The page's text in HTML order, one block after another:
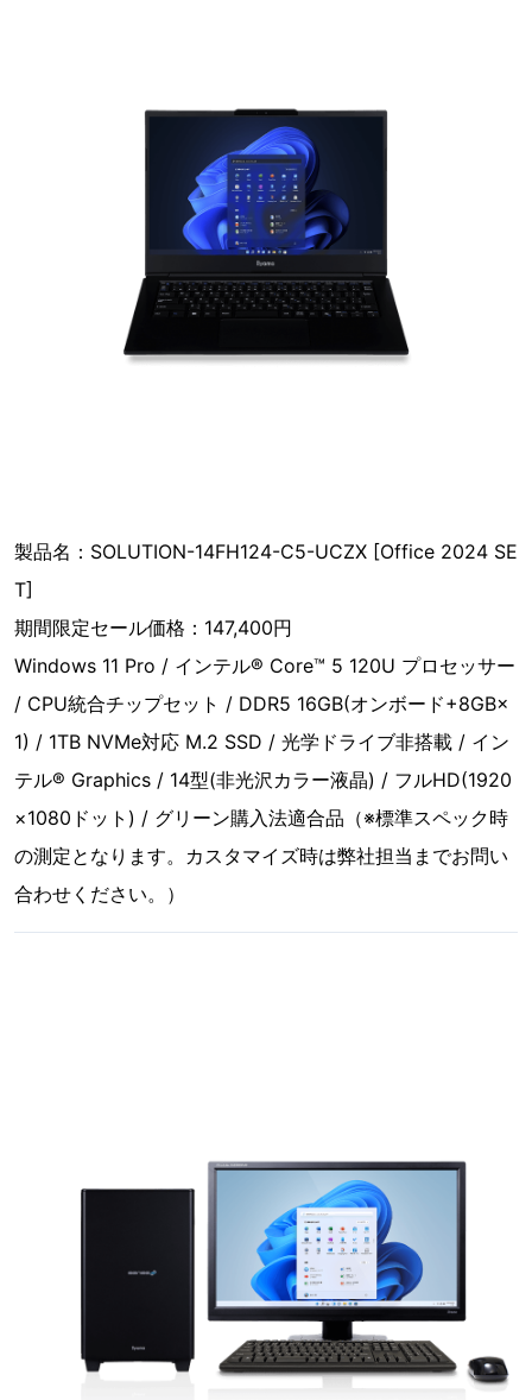
製品名：SOLUTION-14FH124-C5-UCZX [Office 2024 SE
T]
期間限定セール価格：147,400円
Windows 11 Pro / インテル® Core™ 5 120U プロセッサー
/ CPU統合チップセット / DDR5 16GB(オンボード+8GB×
1) / 1TB NVMe対応 M.2 SSD / 光学ドライブ非搭載 / イン
テル® Graphics / 14型(非光沢カラー液晶) / フルHD(1920
×1080ドット) / グリーン購入法適合品（※標準スペック時
の測定となります。カスタマイズ時は弊社担当までお問い
合わせください。）